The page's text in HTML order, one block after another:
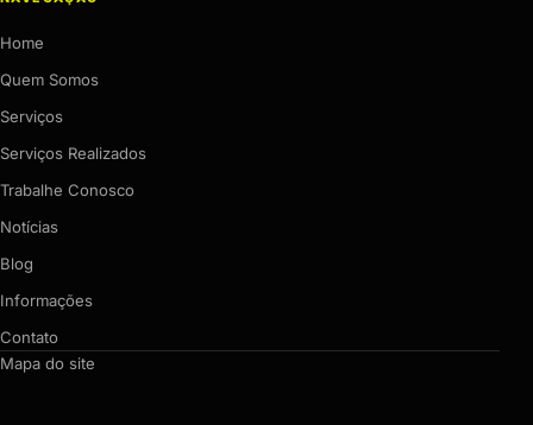
Home
Quem Somos
Serviços
Serviços Realizados
Trabalhe Conosco
Notícias
Blog
Informações
Contato
Mapa do site